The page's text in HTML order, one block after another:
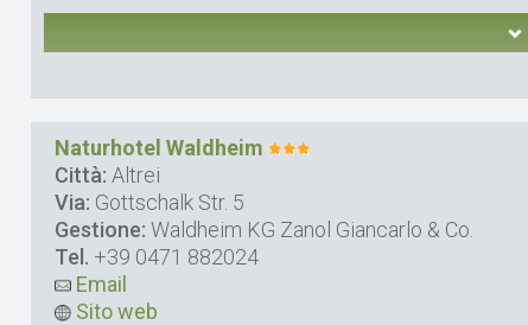
Naturhotel Waldheim
Città: Altrei
Via: Gottschalk Str. 5
Gestione: Waldheim KG Zanol Giancarlo & Co.
Tel. +39 0471 882024
Email
Sito web